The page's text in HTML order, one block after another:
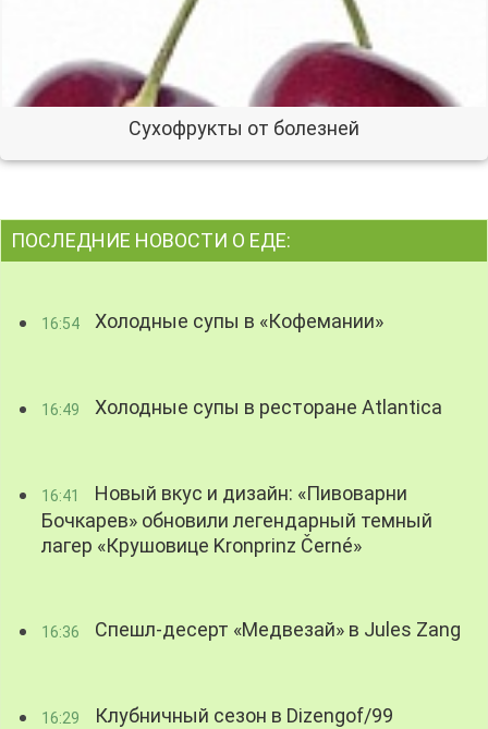
Сухофрукты от болезней
ПОСЛЕДНИЕ НОВОСТИ О ЕДЕ:
16:54 Холодные супы в «Кофемании»
16:49 Холодные супы в ресторане Atlantica
16:41
Новый вкус и дизайн: «Пивоварни
Бочкарев» обновили легендарный темный
лагер «Крушовице Kronprinz Černé»
16:36 Спешл-десерт «Медвезай» в Jules Zang
16:29 Клубничный сезон в Dizengof/99